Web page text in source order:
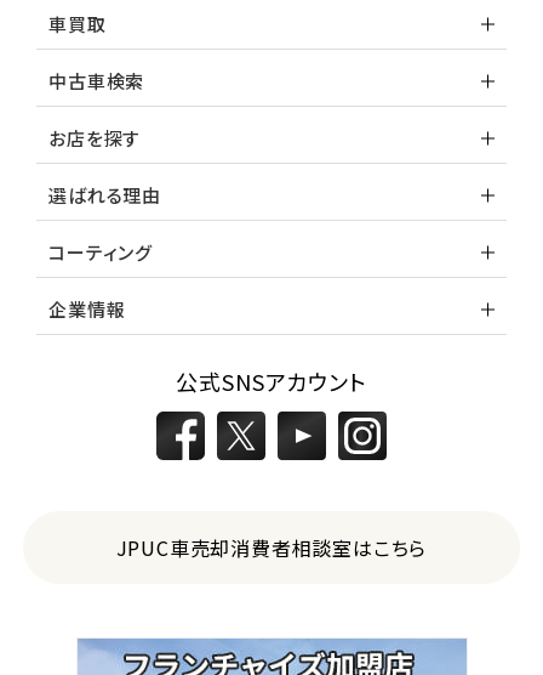
車買取
中古車検索
お店を探す
選ばれる理由
コーティング
企業情報
公式SNSアカウント
JPUC車売却消費者相談室はこちら